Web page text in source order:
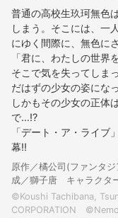
普通の高校生玖珂無色
しまう。そこには、一
にゆく間際に、無色に
「君に、わたしの世界
そこで気を失ってしま
だはずの少女の姿にな
しかもその少女の正体
で…!?
「デート・ア・ライブ
幕!!
原作／橘公司(ファンタ
成／獅子唐 キャラクタ
©Koushi Tachibana,
CORPORATION